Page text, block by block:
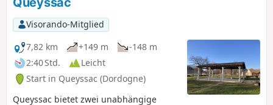
entdecken. Die Wanderung führt durch den
Wald in einer hügeligen Gegend mit einigen
steilen Anstiegen, die ein Mindestmaß an
körperlicher Fitness erfordern.
Visorando-Mitglied
7,82 km
+149 m
-148 m
2:40 Std.
Leicht
Start in Queyssac (Dordogne)
Queyssac bietet zwei unabhängige